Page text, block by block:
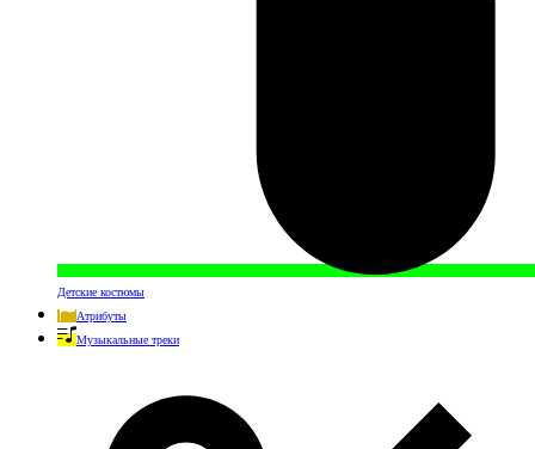
Детские костюмы
Атрибуты
Музыкальные треки